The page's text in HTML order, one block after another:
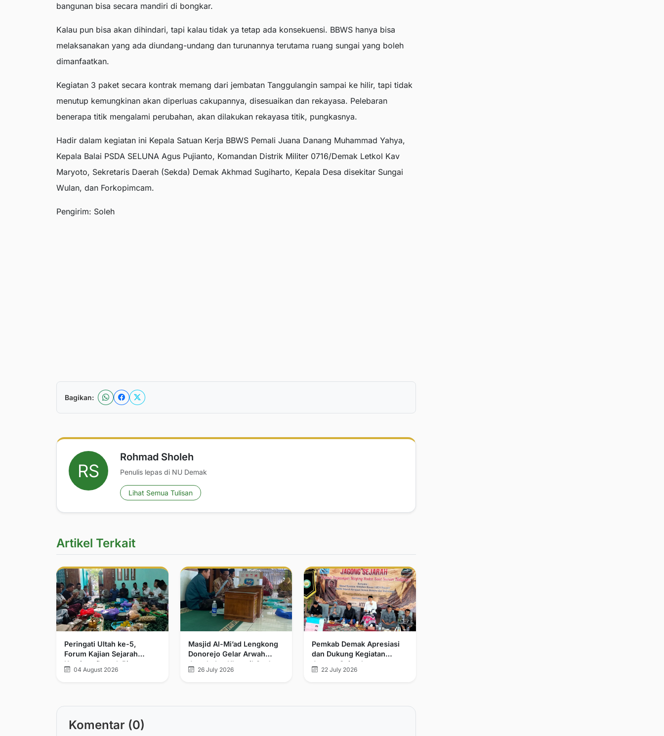
bangunan bisa secara mandiri di bongkar.
Kalau pun bisa akan dihindari, tapi kalau tidak ya tetap ada konsekuensi. BBWS hanya bisa
melaksanakan yang ada diundang-undang dan turunannya terutama ruang sungai yang boleh
dimanfaatkan.
Kegiatan 3 paket secara kontrak memang dari jembatan Tanggulangin sampai ke hilir, tapi tidak
menutup kemungkinan akan diperluas cakupannya, disesuaikan dan rekayasa. Pelebaran
benerapa titik mengalami perubahan, akan dilakukan rekayasa titik, pungkasnya.
Hadir dalam kegiatan ini Kepala Satuan Kerja BBWS Pemali Juana Danang Muhammad Yahya,
Kepala Balai PSDA SELUNA Agus Pujianto, Komandan Distrik Militer 0716/Demak Letkol Kav
Maryoto, Sekretaris Daerah (Sekda) Demak Akhmad Sugiharto, Kepala Desa disekitar Sungai
Wulan, dan Forkopimcam.
Pengirim: Soleh
Bagikan:
Rohmad Sholeh
Penulis lepas di NU Demak
Lihat Semua Tulisan
Artikel Terkait
Peringati Ultah ke-5,
Forum Kajian Sejarah
Kerajaan Demak Bintoro
dan Walisongo Tegaskan
04 August 2026
Masjid Al-Mi’ad Lengkong
Donorejo Gelar Arwah
Jamak dan Khatmil Qur’an
26 July 2026
Pemkab Demak Apresiasi
dan Dukung Kegiatan
Jagong Sejarah
22 July 2026
Komentar (0)